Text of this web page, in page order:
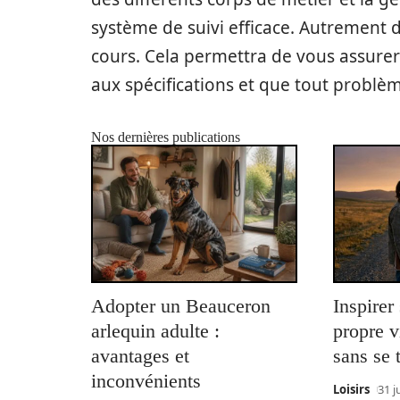
système de suivi efficace. Autrement
cours. Cela permettra de vous
aux spécifications et que tout
Nos dernières publications
Adopter un Beauceron
arlequin adulte :
avantages et
inconvénients
Inspirer
propre
sans se
Loisirs 31